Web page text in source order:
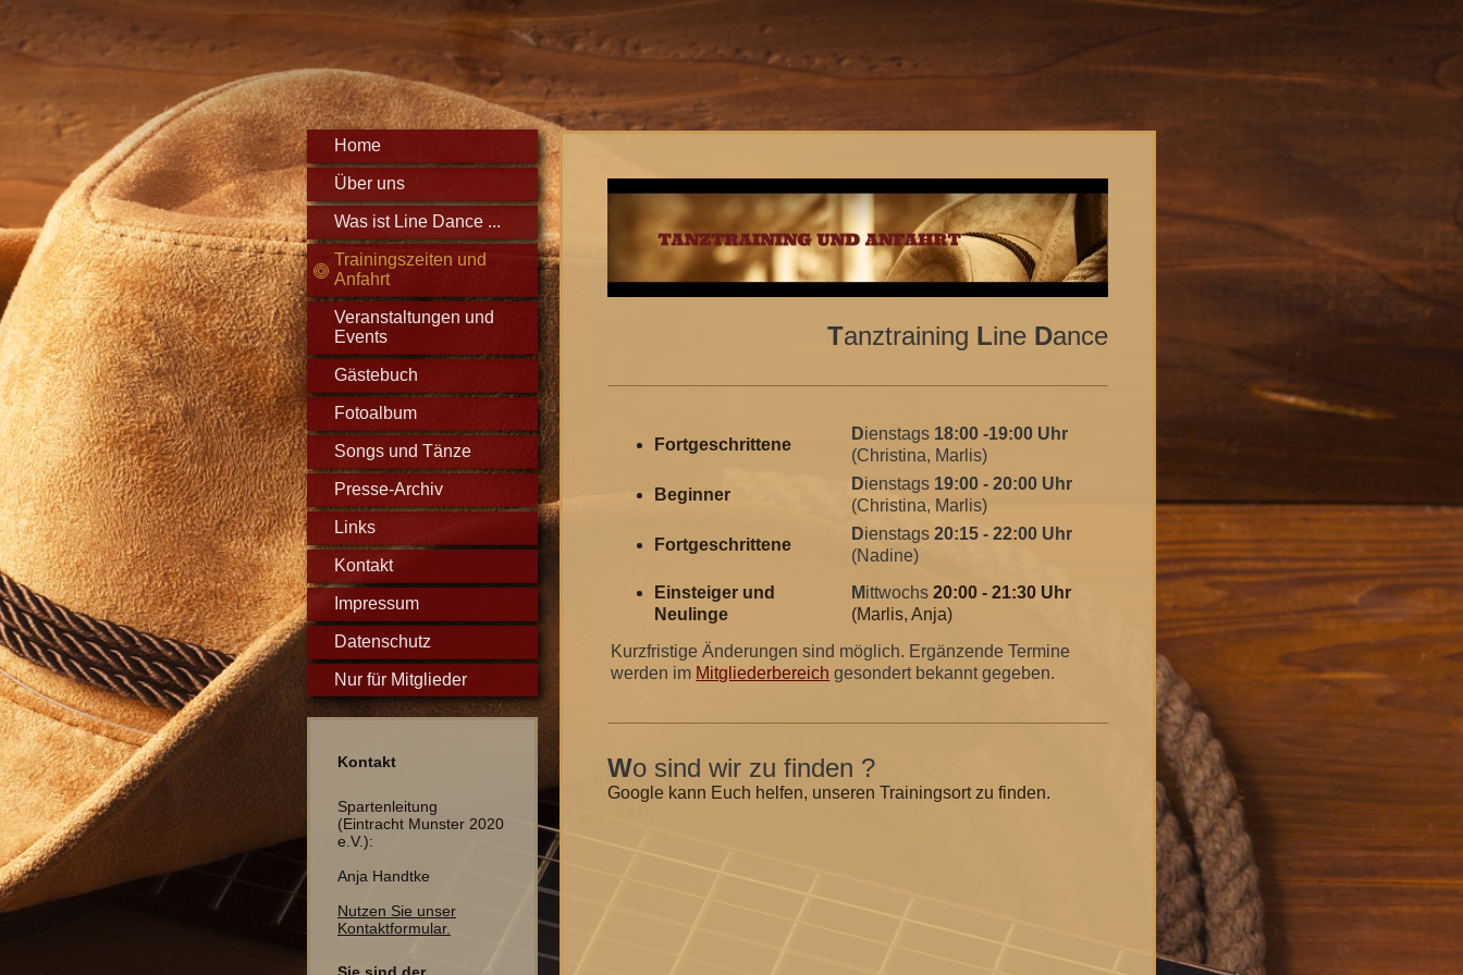
Home
Über uns
Was ist Line Dance ...
Trainingszeiten und
Anfahrt
Veranstaltungen und
Events
Gästebuch
Fotoalbum
Songs und Tänze
Presse-Archiv
Links
Kontakt
Impressum
Datenschutz
Nur für Mitglieder
Kontakt
Spartenleitung
(Eintracht Munster 2020
e.V.):
Anja Handtke
Nutzen Sie unser
Kontaktformular.
Tanztraining Line Dance
Fortgeschrittene
Dienstags 18:00 -19:00 Uhr
(Christina, Marlis)
Beginner
Dienstags 19:00 - 20:00 Uhr
(Christina, Marlis)
Fortgeschrittene
Dienstags20:15 - 22:00 Uhr
(Nadine)
Einsteiger und
Neulinge
Mittwochs 20:00 - 21:30 Uhr
(Marlis, Anja)
Kurzfristige Änderungen sind möglich. Ergänzende Termine
werden im Mitgliederbereich gesondert bekannt gegeben.
Wo sind wir zu finden ?
Google kann Euch helfen, unseren Trainingsort zu finden.